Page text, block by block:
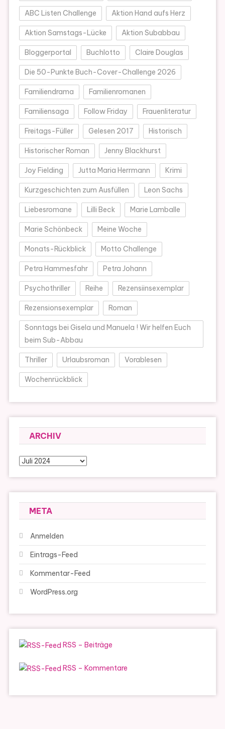
ABC Listen Challenge Aktion Hand aufs Herz
Aktion Samstags-Lücke Aktion Subabbau
Bloggerportal Buchlotto Claire Douglas
Die 50-Punkte Buch-Cover-Challenge 2026
Familiendrama Familienromanen
Familiensaga Follow Friday Frauenliteratur
Freitags-Füller Gelesen 2017 Historisch
Historischer Roman Jenny Blackhurst
Joy Fielding Jutta Maria Herrmann Krimi
Kurzgeschichten zum Ausfüllen Leon Sachs
Liebesromane Lilli Beck Marie Lamballe
Marie Schönbeck Meine Woche
Monats-Rückblick Motto Challenge
Petra Hammesfahr Petra Johann
Psychothriller Reihe Rezensiinsexemplar
Rezensionsexemplar Roman
Sonntags bei Gisela und Manuela ! Wir helfen Euch
beim Sub-Abbau
Thriller Urlaubsroman Vorablesen
Wochenrückblick
ARCHIV
Archiv
META
Anmelden
Eintrags-Feed
Kommentar-Feed
WordPress.org
RSS – Beiträge
RSS – Kommentare